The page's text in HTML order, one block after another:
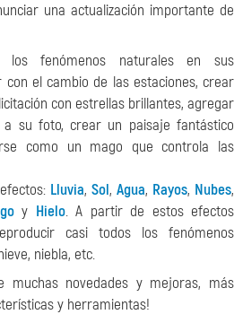
una actualización importante de
los fenómenos naturales en sus
el cambio de las estaciones, crear
con estrellas brillantes, agregar
su foto, crear un paisaje fantástico
como un mago que controla las
Lluvia,Sol,Agua, Rayos, Nubes,
y Hielo. A partir de estos efectos
casi todos los fenómenos
niebla, etc.
muchas novedades y mejoras, más
y herramientas!